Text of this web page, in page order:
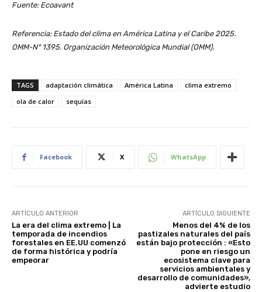
Fuente: Ecoavant
Referencia: Estado del clima en América Latina y el Caribe 2025.
OMM-N° 1395. Organización Meteorológica Mundial (OMM).
TAGS adaptación climática América Latina
clima extremo
ola de calor
sequías
Facebook X WhatsApp
ARTÍCULO ANTERIOR
La era del clima extremo | La
temporada de incendios
forestales en EE.UU comenzó
de forma histórica y podría
empeorar
ARTÍCULO SIGUIENTE
Menos del 4% de los
pastizales naturales del país
están bajo protección : «Esto
pone en riesgo un
ecosistema clave para
servicios ambientales y
desarrollo de comunidades»,
advierte estudio